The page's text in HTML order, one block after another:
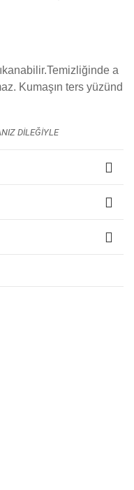
a
Kumaşın ters yüzünd
DİLEĞİYLE